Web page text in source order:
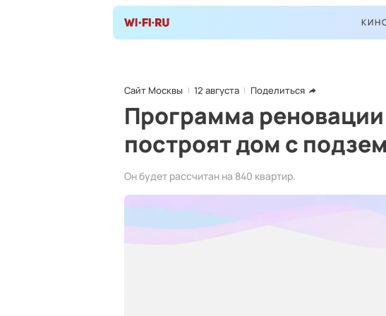
Сайт Москвы 12 августа Поделиться
Программа
построят дом с
Он будет рассчитан на 840 квартир.